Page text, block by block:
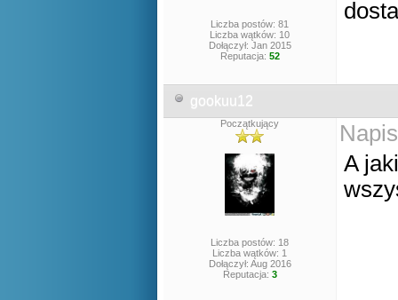
Liczba postów: 81
Liczba wątków: 10
Dołączył: Jan 2015
Reputacja: 52
gookuu12
Początkujący
Liczba postów: 18
Liczba wątków: 1
Dołączył: Aug 2016
Reputacja: 3
A